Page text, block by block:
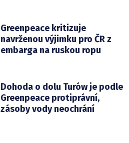
Greenpeace kritizuje
navrženou výjimku pro ČR z
embarga na ruskou ropu
Dohoda o dolu Turów je podle
Greenpeace protiprávní,
zásoby vody neochrání